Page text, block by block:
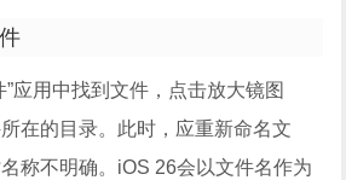
应用中找到文件，点击放大镜图
在的目录。此时，应重新命名文
称不明确。iOS 26会以文件名作为